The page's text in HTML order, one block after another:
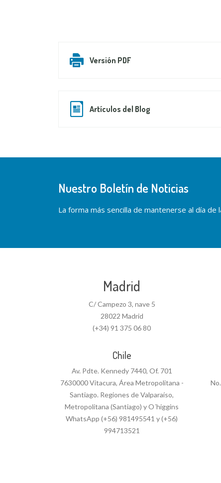
Versión PDF
Artículos del Blog
Nuestro Boletín de Noticias
La forma más sencilla de mantenerse al día de
Madrid
C/ Campezo 3, nave 5
28022 Madrid
(+34) 91 375 06 80
Chile
Av. Pdte. Kennedy 7440, Of. 701
7630000 Vitacura, Área Metropolitana -
Santiago. Regiones de Valparaíso,
Metropolitana (Santiago) y O´higgins
WhatsApp (+56) 981495541 y (+56)
994713521